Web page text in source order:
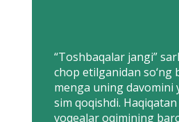
“Toshbaqalar jangi”
chop etilganidan so‘ng
menga uning davomini
sim qoqishdi.
voqealar oqimining